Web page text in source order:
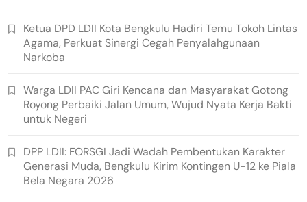
Ketua DPD LDII Kota Bengkulu Hadiri Temu Tokoh Lintas
Agama, Perkuat Sinergi Cegah Penyalahgunaan
Narkoba
Warga LDII PAC Giri Kencana dan Masyarakat Gotong
Royong Perbaiki Jalan Umum, Wujud Nyata Kerja Bakti
untuk Negeri
DPP LDII: FORSGI Jadi Wadah Pembentukan Karakter
Generasi Muda, Bengkulu Kirim Kontingen U-12 ke Piala
Bela Negara 2026